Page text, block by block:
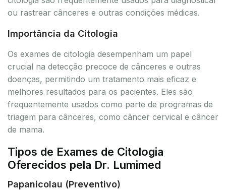
ou rastrear cânceres e outras condições médicas.
Importância da Citologia
Os exames de citologia desempenham um papel
crucial na detecção precoce de cânceres e outras
doenças, permitindo um tratamento mais eficaz e
melhores resultados para os pacientes. Eles são
frequentemente usados como parte de programas de
triagem para cânceres, como câncer cervical e câncer
de mama.
Tipos de Exames de Citologia
Oferecidos pela Dr. Lumimed
Papanicolau (Preventivo)